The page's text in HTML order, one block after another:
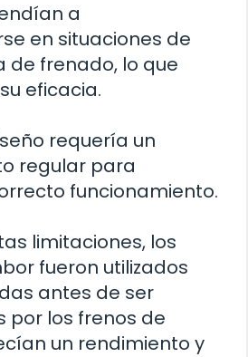
a
en situaciones de
frenado, lo que
eficacia.
requería un
regular para
funcionamiento.
limitaciones, los
fueron utilizados
antes de ser
por los frenos de
un rendimiento y